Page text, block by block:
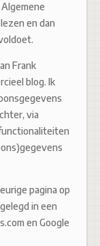
en dan
Frank
blog. Ik
via
pagina op
in een
en Google